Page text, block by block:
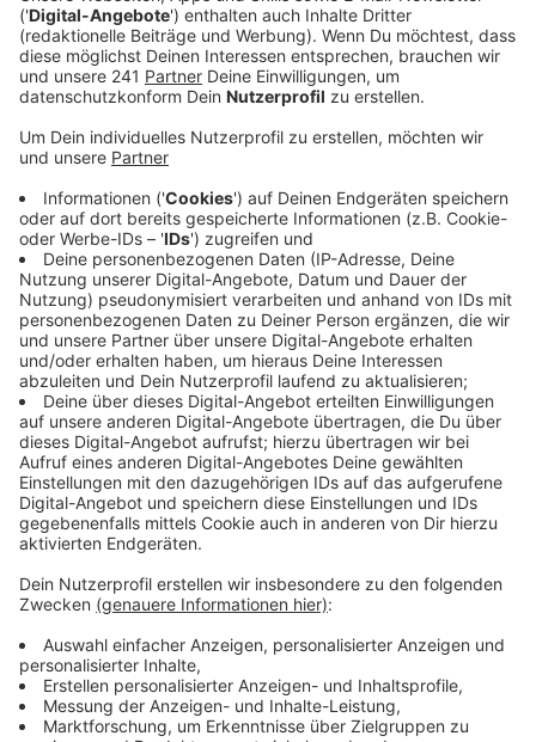
anderem die beiden Berufskollegs in Wiesdorf.
Veröffentlicht:Donnerstag, 29.02.2024 15:14
Drei neue Sozialarbeiter starten dort ihren Dienst. Aber
auch andere Schulen in Leverkusen sollen zusätzliche
Hilfe bekommen. Nach den Berufskollegs und den
Förderschulen sind als nächstes die Gymnasien in
Leverkusen und flutgeschädigte Schulen an der Reihe.
Insgesamt will die Stadt 25 zusätzliche Sozialarbeiter
einstellen – mehr, als es bislang an den Schulen gab.
Eine Abfrage an den Schulen hatte laut Stadt gezeigt,
dass der Unterstützungsbedarf durch die Krisen der
letzten Jahre praktisch an allen Schulen gewachsen
sei.
Weitere Meldungen aus Leverkusen
Anzeige